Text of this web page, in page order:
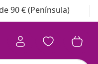
90 € (Península)